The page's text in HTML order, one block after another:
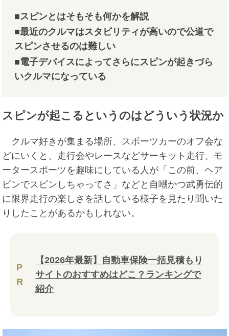
■スピンとはそもそも何かを解説
■最近のクルマはスタビリティが高いので公道で
スピンさせるのは難しい
■電子デバイスによってさらにスピンが起きづら
いクルマになっている
スピンが起こるというのはどういう状況か
クルマ好きが集まる場所、スポーツカーのオフ会な
どにいくと、走行会やレースなどサーキット走行、モ
ータースポーツを趣味にしている人が「この前、ヘア
ピンでスピンしちゃってさ」などと自嘲かつ武勇伝的
に限界走行の楽しさを話している様子を見たり聞いた
りしたことがあるかもしれない。
P
R
【2026年最新】自動車保険一括見積もり
サイトのおすすめはどこ？ランキングで
紹介